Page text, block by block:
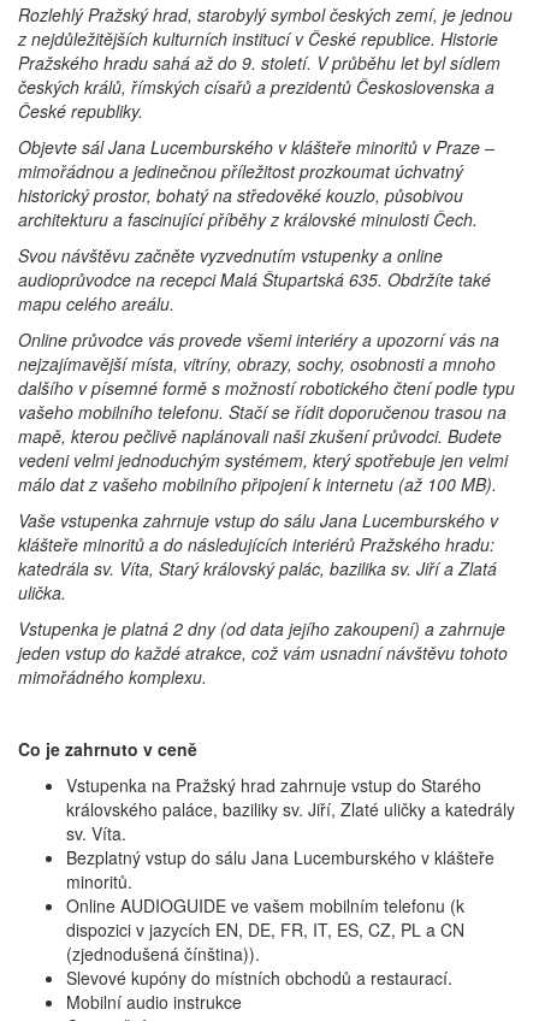
Rozlehlý Pražský hrad, starobylý symbol českých zemí, je jednou
z nejdůležitějších kulturních institucí v České republice. Historie
Pražského hradu sahá až do 9. století. V průběhu let byl sídlem
českých králů, římských císařů a prezidentů Československa a
České republiky.
Objevte sál Jana Lucemburského v klášteře minoritů v Praze –
mimořádnou a jedinečnou příležitost prozkoumat úchvatný
historický prostor, bohatý na středověké kouzlo, působivou
architekturu a fascinující příběhy z královské minulosti Čech.
Svou návštěvu začněte vyzvednutím vstupenky a online
audioprůvodce na recepci Malá Štupartská 635. Obdržíte také
mapu celého areálu.
Online průvodce vás provede všemi interiéry a upozorní vás na
nejzajímavější místa, vitríny, obrazy, sochy, osobnosti a mnoho
dalšího v písemné formě s možností robotického čtení podle typu
vašeho mobilního telefonu. Stačí se řídit doporučenou trasou na
mapě, kterou pečlivě naplánovali naši zkušení průvodci. Budete
vedeni velmi jednoduchým systémem, který spotřebuje jen velmi
málo dat z vašeho mobilního připojení k internetu (až 100 MB).
Vaše vstupenka zahrnuje vstup do sálu Jana Lucemburského v
klášteře minoritů a do následujících interiérů Pražského hradu:
katedrála sv. Víta, Starý královský palác, bazilika sv. Jiří a Zlatá
ulička.
Vstupenka je platná 2 dny (od data jejího zakoupení) a zahrnuje
jeden vstup do každé atrakce, což vám usnadní návštěvu tohoto
mimořádného komplexu.
Co je zahrnuto v ceně
Vstupenka na Pražský hrad zahrnuje vstup do Starého
královského paláce, baziliky sv. Jiří, Zlaté uličky a katedrály
sv. Víta.
Bezplatný vstup do sálu Jana Lucemburského v klášteře
minoritů.
Online AUDIOGUIDE ve vašem mobilním telefonu (k
dispozici v jazycích EN, DE, FR, IT, ES, CZ, PL a CN
(zjednodušená čínština)).
Slevové kupóny do místních obchodů a restaurací.
Mobilní audio instrukce